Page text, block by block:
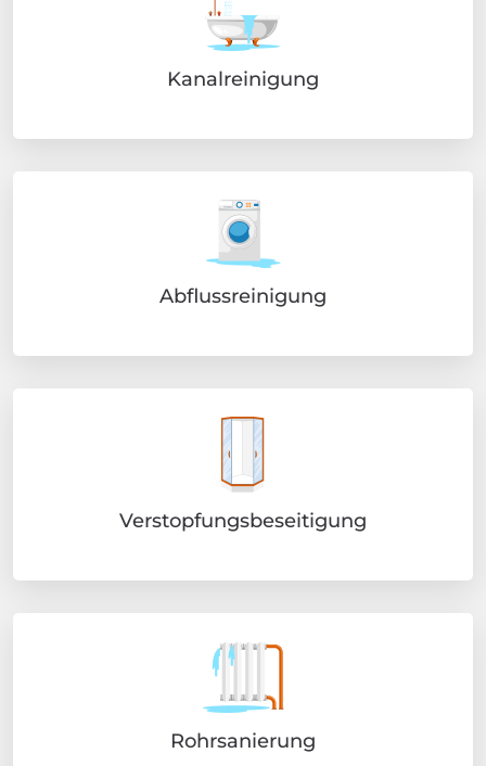
Kanalreinigung
Abflussreinigung
Verstopfungsbeseitigung
Rohrsanierung